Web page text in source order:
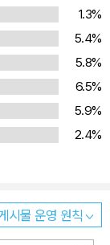
1.3%
5.4%
5.8%
6.5%
5.9%
2.4%
시물 운영 원칙